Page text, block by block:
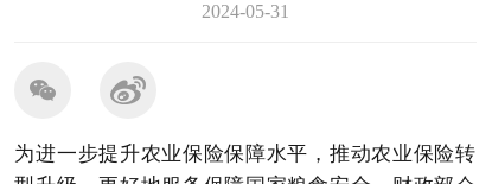
2024-05-31
为进一步提升农业保险保障水平，推动农业保险转